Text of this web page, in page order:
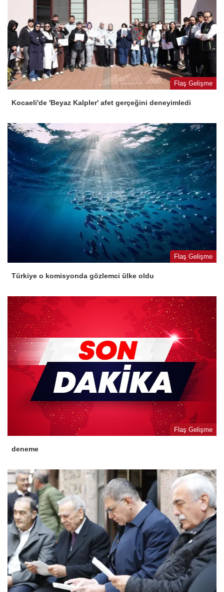
Flaş Gelişme
Kocaeli'de 'Beyaz Kalpler' afet gerçeğini deneyimledi
Flaş Gelişme
Türkiye o komisyonda gözlemci ülke oldu
Flaş Gelişme
deneme